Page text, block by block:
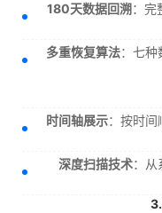
180天数据回溯：完
多重恢复算法：七种
时间轴展示：按时
深度扫描技术：从